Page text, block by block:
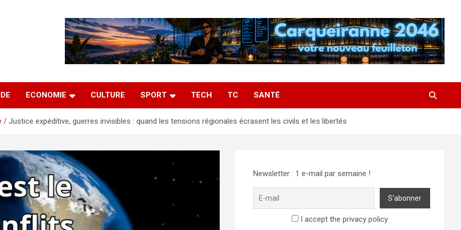
ECONOMIE CULTURE SPORT TECH TC SANTÉ
Justice expéditive, guerres invisibles : quand les tensions régionales écrasent les civils et les libertés
Newsletter : 1 e-mail par semaine !
I accept the privacy policy